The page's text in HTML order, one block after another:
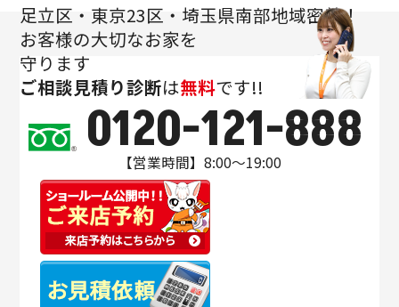
足立区・東京23区・埼玉県南部地域密着！
お客様の大切なお家を
守ります
ご相談見積り診断は無料です!!
0120-121-888
【営業時間】8:00～19:00